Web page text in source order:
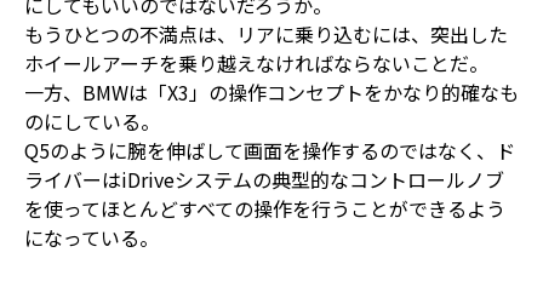
もうひとつの不満点は、リアに乗り込むには、突出した
ホイールアーチを乗り越えなければならないことだ。
一方、BMWは「X3」の操作コンセプトをかなり的確なも
のにしている。
Q5のように腕を伸ばして画面を操作するのではなく、ド
ライバーはiDriveシステムの典型的なコントロールノブ
を使ってほとんどすべての操作を行うことができるよう
になっている。